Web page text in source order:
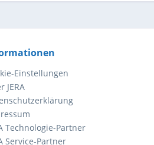
Einstellungen
JERA
Technologie-Partner
Service-Partner